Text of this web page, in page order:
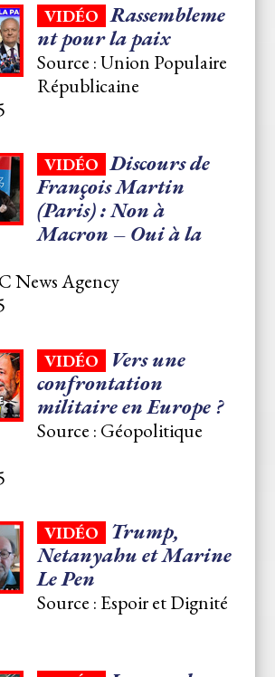
VIDÉO Rassembleme
nt pour la paix
Source : Union Populaire
Républicaine
VIDÉO Discours de
François Martin
(Paris) : Non à
Macron – Oui à la
News Agency
VIDÉO
Vers une
confrontation
militaire en Europe ?
Source : Géopolitique
VIDÉO
⁣Trump,
Netanyahu et Marine
Le Pen
Source : Espoir et Dignité